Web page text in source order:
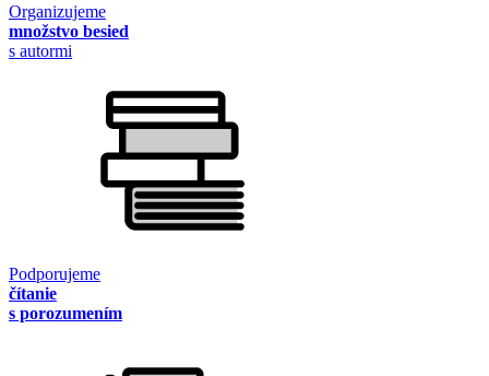
Organizujeme
množstvo besied
s autormi
Podporujeme
čítanie
s porozumením